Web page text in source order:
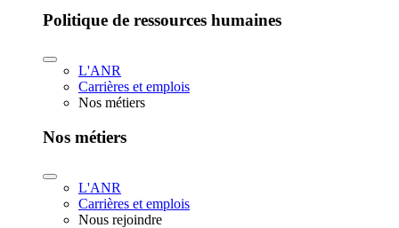
Politique de ressources humaines
L'ANR
Carrières et emplois
Nos métiers
Nos métiers
L'ANR
Carrières et emplois
Nous rejoindre